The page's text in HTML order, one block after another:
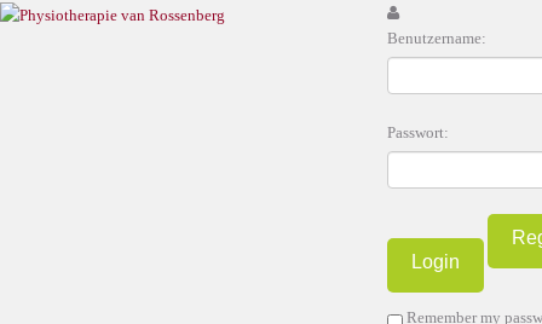
Benutzername:
Passwort:
Remember my